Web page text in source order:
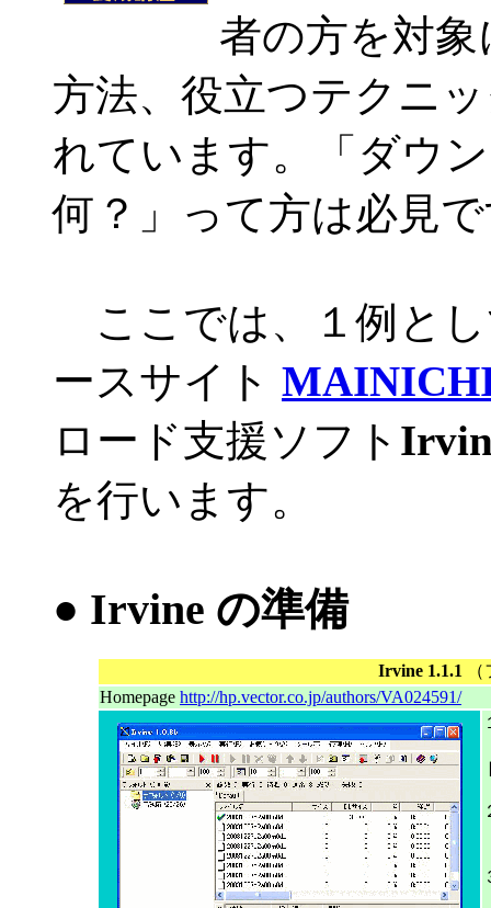
者の方を対
方法、役立つテクニ
れています。「ダウ
何？」って方は必見
ここでは、１例と
ースサイト
ロード支援ソフト
を行います。
● Irvine の準備
Irvine 1.1.1
Homepage http://hp.vector.co.jp/authors/VA024591/